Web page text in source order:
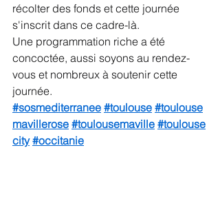
récolter des fonds et cette journée
s'inscrit dans ce cadre-là.
Une programmation riche a été
concoctée, aussi soyons au rendez-
vous et nombreux à soutenir cette
journée.
#sosmediterranee #toulouse #toulouse
mavillerose #toulousemaville #toulouse
city #occitanie